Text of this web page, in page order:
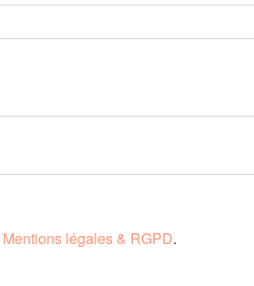
Mentions légales & RGPD.